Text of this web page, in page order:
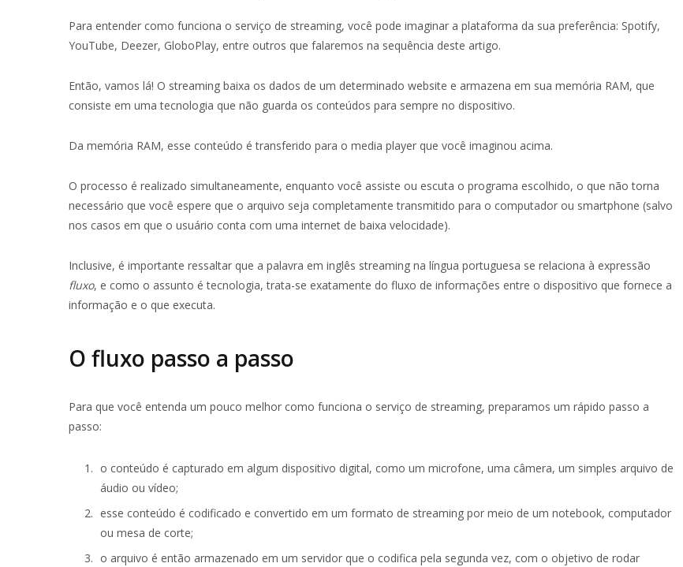
Para entender como funciona o serviço de streaming, você pode imaginar a plataforma da sua preferência: Spotify,
YouTube, Deezer, GloboPlay, entre outros que falaremos na sequência deste artigo.
Então, vamos lá! O streaming baixa os dados de um determinado website e armazena em sua memória RAM, que
consiste em uma tecnologia que não guarda os conteúdos para sempre no dispositivo.
Da memória RAM, esse conteúdo é transferido para o media player que você imaginou acima.
O processo é realizado simultaneamente, enquanto você assiste ou escuta o programa escolhido, o que não torna
necessário que você espere que o arquivo seja completamente transmitido para o computador ou smartphone (salvo
nos casos em que o usuário conta com uma internet de baixa velocidade).
Inclusive, é importante ressaltar que a palavra em inglês streaming na língua portuguesa se relaciona à expressão
fluxo, e como o assunto é tecnologia, trata-se exatamente do fluxo de informações entre o dispositivo que fornece a
informação e o que executa.
O fluxo passo a passo
Para que você entenda um pouco melhor como funciona o serviço de streaming, preparamos um rápido passo a
passo:
o conteúdo é capturado em algum dispositivo digital, como um microfone, uma câmera, um simples arquivo de
áudio ou vídeo;
esse conteúdo é codificado e convertido em um formato de streaming por meio de um notebook, computador
ou mesa de corte;
o arquivo é então armazenado em um servidor que o codifica pela segunda vez, com o objetivo de rodar